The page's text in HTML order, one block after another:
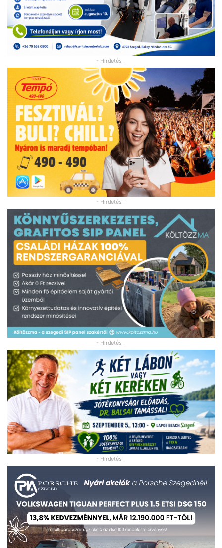
- Hirdetés -
- Hirdetés -
- Hirdetés -
- Hirdetés -